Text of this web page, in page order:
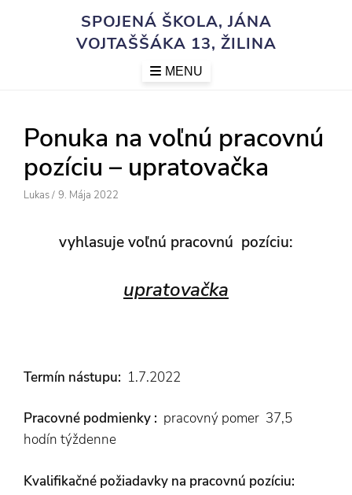
SPOJENÁ ŠKOLA, JÁNA
VOJTAŠŠÁKA 13, ŽILINA
MENU
Ponuka na voľnú pracovnú
pozíciu – upratovačka
Author
Lukas/ Posted
9. Mája 2022
vyhlasuje voľnú pracovnú pozíciu:
upratovačka
Termín nástupu: 1.7.2022
Pracovné podmienky : pracovný pomer 37,5
hodín týždenne
Kvalifikačné požiadavky na pracovnú pozíciu: